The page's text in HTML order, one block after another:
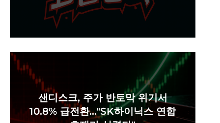
샌디스크, 주가 반토막 위기서
10.8% 급전환…"SK하이닉스 연합